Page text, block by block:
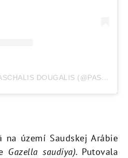
A POST SHARED BY PASCHALIS DOUGALIS (@PASCHALISDOUGALISART)
na území Saudskej Arábie
Gazella saudiya). Putovala